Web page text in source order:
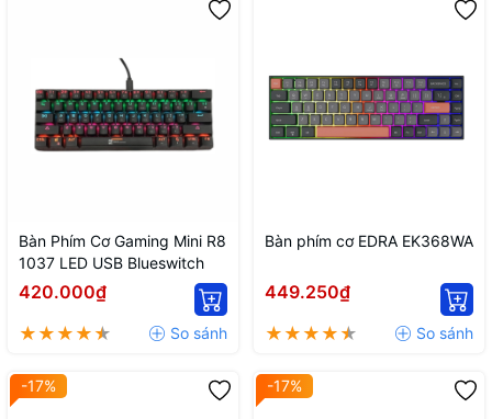
Bàn Phím Cơ Gaming Mini R8
1037 LED USB Blueswitch
420.000₫
Bàn phím cơ EDRA EK368WA
449.250₫
-17% -17%